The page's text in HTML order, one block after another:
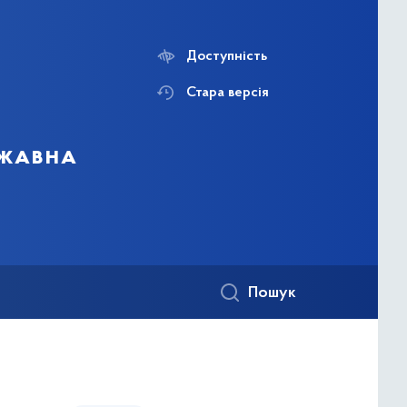
Доступність
Стара версія
Пошук